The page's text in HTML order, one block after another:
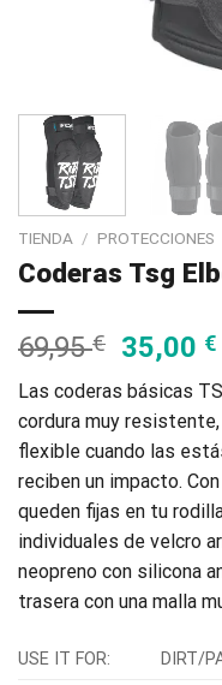
TIENDA / PROTECCIONES
Coderas Tsg
69,95€ 35,00 €
Las coderas básicas
cordura muy
flexible cuando las
reciben un impacto.
queden fijas en tu
individuales de velcro
neopreno con silicona
trasera con una malla
USE IT FOR: DIRT/